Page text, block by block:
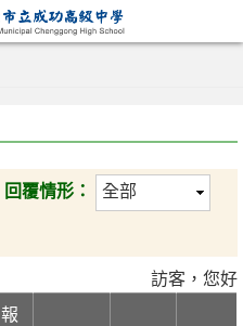
回覆情形：
訪客，您好
報